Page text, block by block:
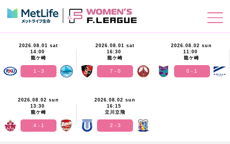
2026.08.01 sat
14:00
龍ケ崎
1 - 3
2026.08.01 sat
16:30
龍ケ崎
7 - 0
2026.08.02 sun
11:00
龍ケ崎
0 - 1
2026.08.02 sun
13:30
龍ケ崎
4 - 1
2026.08.02 sun
16:15
立川立飛
2 - 3